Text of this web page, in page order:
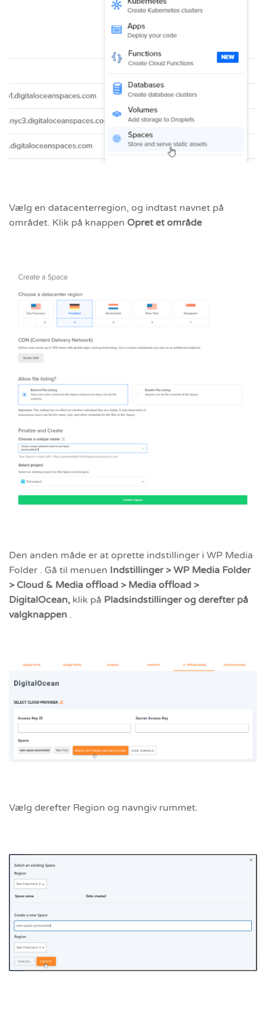
Vælg en datacenterregion, og indtast navnet på
området. Klik på knappen Opret et område
Den anden måde er at oprette indstillinger i WP Media
Folder . Gå til menuen Indstillinger > WP Media Folder
> Cloud & Media offload > Media offload >
DigitalOcean, klik på Pladsindstillinger og derefter på
valgknappen .
Vælg derefter Region og navngiv rummet.